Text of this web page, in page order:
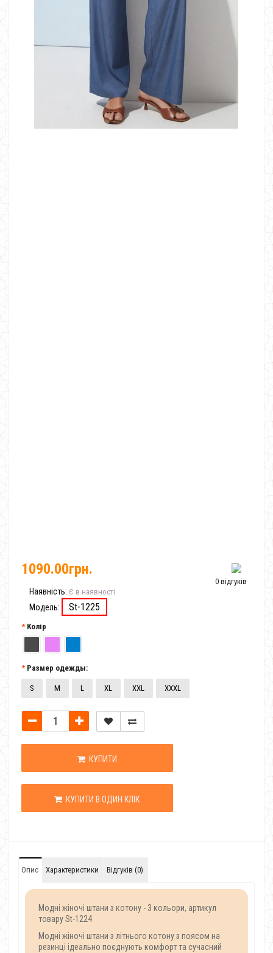
0 відгуків
1090.00грн.
Наявність: Є в наявності
Модель: St-1225
Колір
Размер одежды:
S M L XL XXL XXXL
КУПИТИ
КУПИТИ В ОДИН КЛІК
Опис Характеристики Відгуків (0)
Модні жіночі штани з котону - 3 кольори, артикул
товару St-1224
Модні жіночі штани з літнього котону з поясом на
резинці ідеально поєднують комфорт та сучасний